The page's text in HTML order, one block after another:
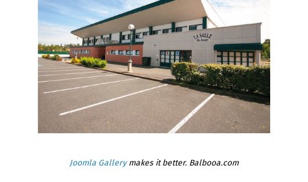
Joomla Gallerymakes it better. Balbooa.com